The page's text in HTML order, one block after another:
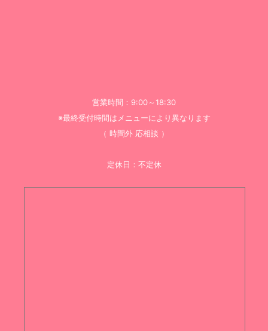
営業時間：9:00～18:30
※最終受付時間はメニューにより異なります
（ 時間外 応相談 ）
定休日：不定休